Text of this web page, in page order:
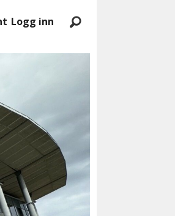
Logg inn